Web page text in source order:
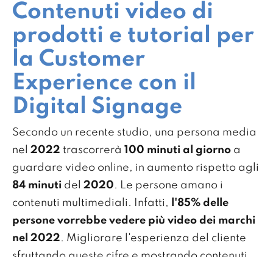
Contenuti video di
prodotti e tutorial per
la Customer
Experience con il
Digital Signage
Secondo un recente studio, una persona media
nel 2022 trascorrerà 100 minuti al giorno a
guardare video online, in aumento rispetto agli
84 minuti del 2020. Le persone amano i
contenuti multimediali. Infatti,
l'85% delle
persone vorrebbe vedere più video dei marchi
nel 2022. Migliorare l'esperienza del cliente